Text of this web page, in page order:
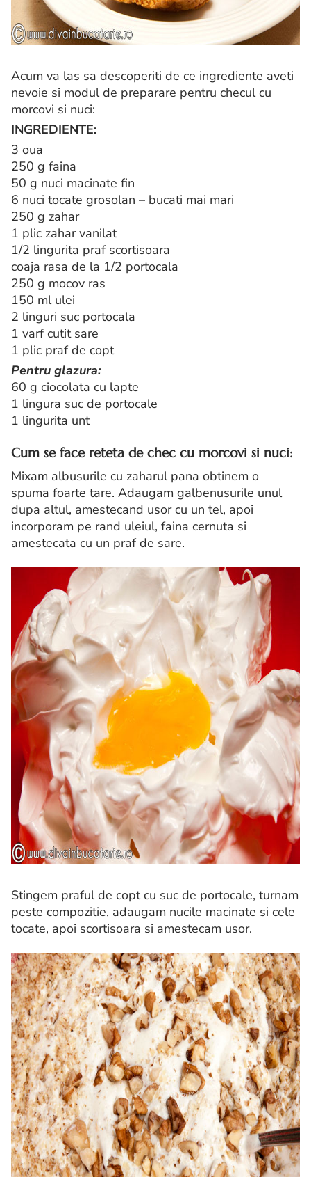
Acum va las sa descoperiti de ce ingrediente aveti
nevoie si modul de preparare pentru checul cu
morcovi si nuci:
INGREDIENTE:
3 oua
250 g faina
50 g nuci macinate fin
6 nuci tocate grosolan – bucati mai mari
250 g zahar
1 plic zahar vanilat
1/2 lingurita praf scortisoara
coaja rasa de la 1/2 portocala
250 g mocov ras
150 ml ulei
2 linguri suc portocala
1 varf cutit sare
1 plic praf de copt
Pentru glazura:
60 g ciocolata cu lapte
1 lingura suc de portocale
1 lingurita unt
Cum se face reteta de chec cu morcovi si nuci:
Mixam albusurile cu zaharul pana obtinem o
spuma foarte tare. Adaugam galbenusurile unul
dupa altul, amestecand usor cu un tel, apoi
incorporam pe rand uleiul, faina cernuta si
amestecata cu un praf de sare.
Stingem praful de copt cu suc de portocale, turnam
peste compozitie, adaugam nucile macinate si cele
tocate, apoi scortisoara si amestecam usor.